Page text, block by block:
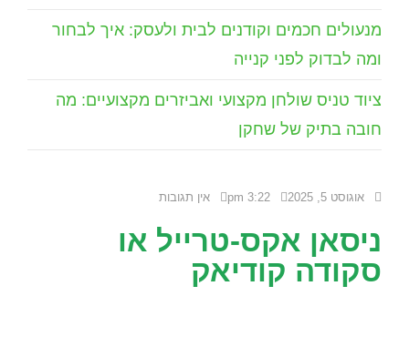
אוגוסט 5, 2025 3:22 pm אין תגובות
ניסאן אקס-טרייל או
סקודה קודיאק
מנעולים חכמים וקודנים לבית ולעסק: איך לבחור
ומה לבדוק לפני קנייה
ציוד טניס שולחן מקצועי ואביזרים מקצועיים: מה
חובה בתיק של שחקן